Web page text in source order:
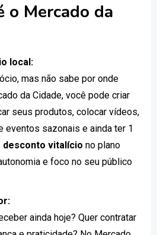
o Mercado da
local:
mas não sabe por onde
da Cidade, você pode criar
seus produtos, colocar vídeos,
eventos sazonais e ainda ter 1
desconto vitalício no plano
e foco no seu público
ainda hoje? Quer contratar